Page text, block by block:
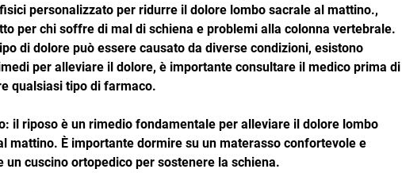
personalizzato per ridurre il dolore lombo sacrale al mattino.,
per chi soffre di mal di schiena e problemi alla colonna vertebrale.
di dolore può essere causato da diverse condizioni, esistono
per alleviare il dolore, è importante consultare il medico prima di
qualsiasi tipo di farmaco.
il riposo è un rimedio fondamentale per alleviare il dolore lombo
mattino. È importante dormire su un materasso confortevole e
un cuscino ortopedico per sostenere la schiena.